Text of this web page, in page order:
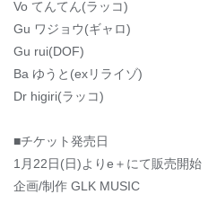
Vo てんてん(ラッコ)
Gu ワジョウ(ギャロ)
Gu rui(DOF)
Ba ゆうと(exリライゾ)
Dr higiri(ラッコ)
■チケット発売日
1月22日(日)よりe＋にて販売開始
企画/制作 GLK MUSIC